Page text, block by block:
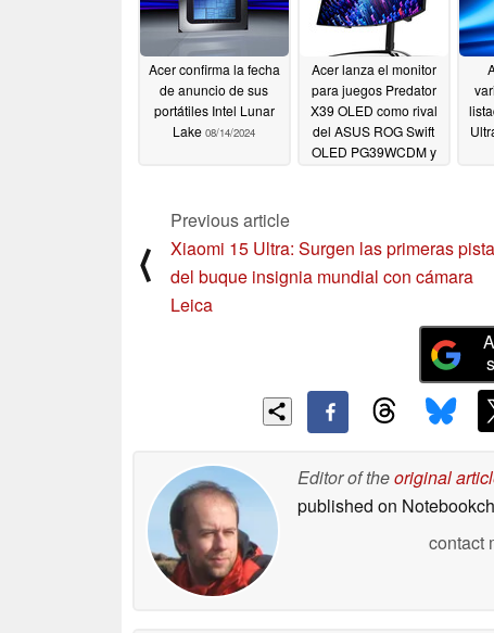
Acer confirma la fecha
de anuncio de sus
portátiles Intel Lunar
Lake 08/14/2024
Acer lanza el monitor
para juegos Predator
X39 OLED como rival
del ASUS ROG Swift
OLED PG39WCDM y
en EE.UU08/09/2024
⟨
Previous article
Xiaomi 15 Ultra: Surgen las primeras
del buque insignia mundial con cámara
Leica
Editor of theoriginal
published on
contact